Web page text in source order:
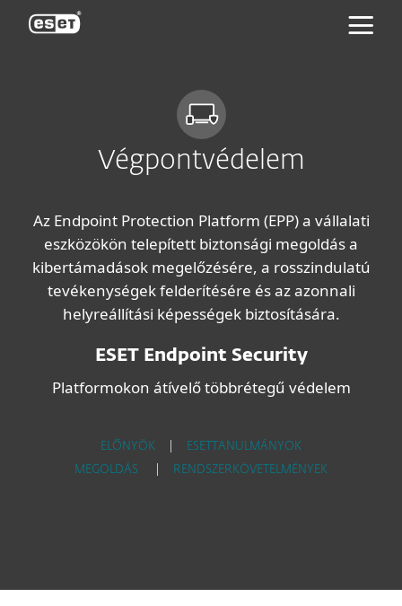
Végpontvédelem
Az Endpoint Protection Platform (EPP) a vállalati
eszközökön telepített biztonsági megoldás a
kibertámadások megelőzésére, a rosszindulatú
tevékenységek felderítésére és az azonnali
helyreállítási képességek biztosítására.
ESET Endpoint Security
Platformokon átívelő többrétegű védelem
ELŐNYÖK
ESETTANULMÁNYOK
MEGOLDÁS
RENDSZERKÖVETELMÉNYEK
ESET